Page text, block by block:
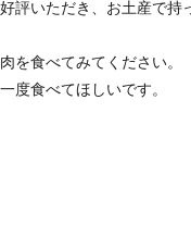
評いただき、お土産で持
を食べてみてください。
度食べてほしいです。